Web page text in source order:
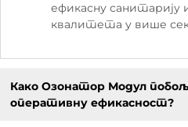
ефикасну
квалитета у више
Како Озонатор Модул
оперативну ефикасност?